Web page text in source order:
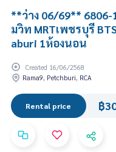
**ว่าง 06/69** 6806-
มวิท MRTเพชรบุรี
aburi 1ห้องนอน
Created 16/06/2568
Rama9, Petchburi, RCA
Rental price ฿